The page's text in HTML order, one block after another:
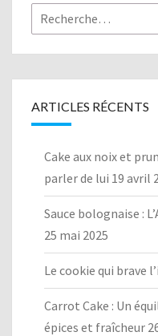
Rechercher :
ARTICLES RÉCENTS
Cake aux noix et
parler de lui 19 avril
Sauce bolognaise :
25 mai 2025
Le cookie qui brave
Carrot Cake : Un
épices et fraîcheur